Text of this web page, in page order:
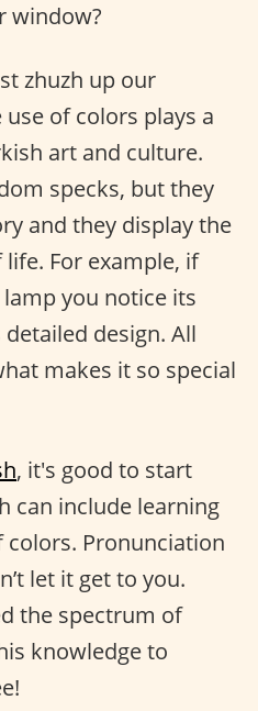
window?
zhuzh up our
of colors plays a
art and culture.
specks, but they
and they display the
For example, if
you notice its
design. All
makes it so special
, it's good to start
can include learning
Pronunciation
let it get to you.
the spectrum of
knowledge to